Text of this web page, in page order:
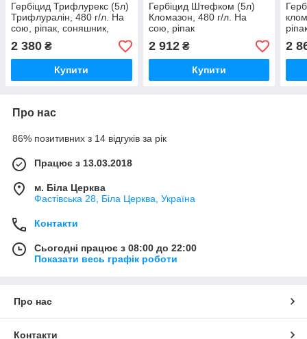
Гербіцид Трифлурекс (5л)
Трифлуралін, 480 г/л. На
сою, ріпак, соняшник,
овочеві
2 380 ₴
Купити
Гербіцид Штефком (5л)
Кломазон, 480 г/л. На
сою, ріпак
2 912₴
Купити
2
Про нас
86% позитивних з 14 відгуків за рік
Працює з 13.03.2018
м. Біла Церква
Фастівська 28, Біла Церква, Україна
Контакти
Сьогодні працює з 08:00 до 22:00
Показати весь графік роботи
Про нас
Контакти